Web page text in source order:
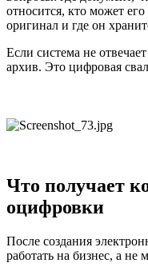
относится, кто может
оригинал и где он
Если система не
архив. Это цифровая
Что получает
оцифровки
После создания
работать на бизнес, а не